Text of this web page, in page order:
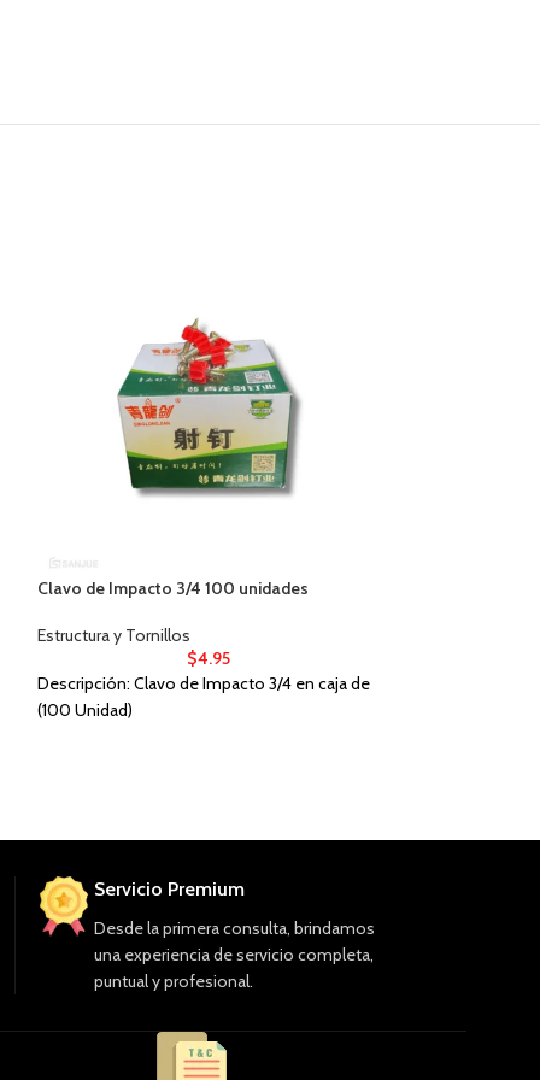
Clavo de Impacto 3/4 100 unidades
Estructura y Tornillos
$4.95
Descripción: Clavo de Impacto 3/4 en caja de
(100 Unidad)
Servicio Premium
Desde la primera consulta, brindamos
una experiencia de servicio completa,
puntual y profesional.